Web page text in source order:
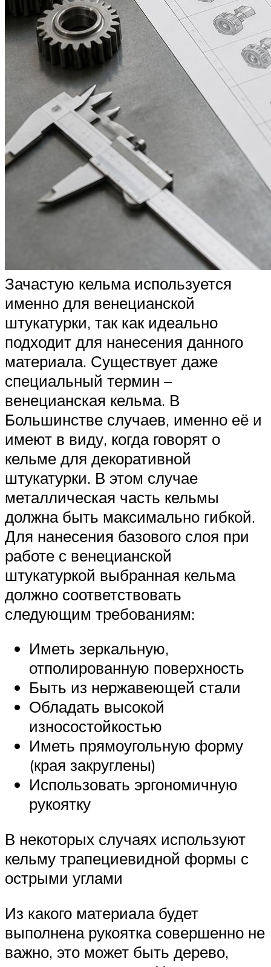
Зачастую кельма используется
именно для венецианской
штукатурки, так как идеально
подходит для нанесения данного
материала. Существует даже
специальный термин –
венецианская кельма. В
Большинстве случаев, именно её и
имеют в виду, когда говорят о
кельме для декоративной
штукатурки. В этом случае
металлическая часть кельмы
должна быть максимально гибкой.
Для нанесения базового слоя при
работе с венецианской
штукатуркой выбранная кельма
должно соответствовать
следующим требованиям:
Иметь зеркальную,
отполированную поверхность
Быть из нержавеющей стали
Обладать высокой
износостойкостью
Иметь прямоугольную форму
(края закруглены)
Использовать эргономичную
рукоятку
В некоторых случаях используют
кельму трапециевидной формы с
острыми углами
Из какого материала будет
выполнена рукоятка совершенно не
важно, это может быть дерево,